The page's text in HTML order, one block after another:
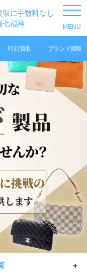
取に手数料なし
七福神
時計買取 ブランド買取